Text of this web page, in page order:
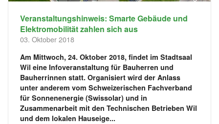
Veranstaltungshinweis: Smarte Gebäude und
Elektromobilität zahlen sich aus
03. Oktober 2018
Am Mittwoch, 24. Oktober 2018, findet im Stadtsaal
Wil eine Infoveranstaltung für Bauherren und
Bauherrinnen statt. Organisiert wird der Anlass
unter anderem vom Schweizerischen Fachverband
für Sonnenenergie (Swissolar) und in
Zusammenarbeit mit den Technischen Betrieben Wil
und dem lokalen Hauseige...